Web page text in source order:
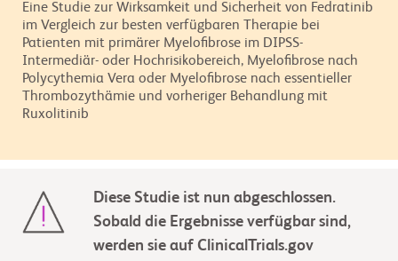
Eine Studie zur Wirksamkeit und Sicherheit von Fedratinib
im Vergleich zur besten verfügbaren Therapie bei
Patienten mit primärer Myelofibrose im DIPSS-
Intermediär- oder Hochrisikobereich, Myelofibrose nach
Polycythemia Vera oder Myelofibrose nach essentieller
Thrombozythämie und vorheriger Behandlung mit
Ruxolitinib
Diese Studie ist nun abgeschlossen.
Sobald die Ergebnisse verfügbar sind,
werden sie auf ClinicalTrials.gov